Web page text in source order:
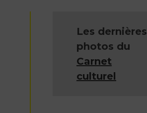
Les dernières
photos du
Carnet
culturel